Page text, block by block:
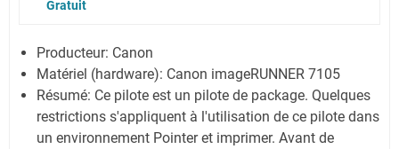
Gratuit
Producteur: Canon
Matériel (hardware): Canon imageRUNNER 7105
Résumé: Ce pilote est un pilote de package. Quelques
restrictions s'appliquent à l'utilisation de ce pilote dans
un environnement Pointer et imprimer. Avant de